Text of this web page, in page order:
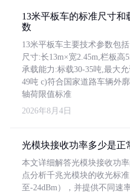
13米平板车的标准尺寸和
数
13米平板车主要技术参数包
尺寸:长13m×宽2.45m,栏板高
承载能力:标载30-35吨,最大
49吨 c)符合国家道路车辆外
轴荷限值标准
2026年8月4日
光模块接收功率多少是正
本文详细解答光模块接收功
点分析千兆光模块的收光标
至-24dBm），并提供不同速